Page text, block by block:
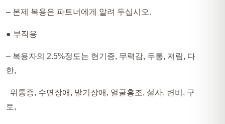
– 본제 복용은 파트너에게 알려 두십시오.
● 부작용​
– 복용자의 2.5%정도는 현기증, 무력감, 두통, 저림, 다
한,
위통증, 수면장애, 발기장애, 얼굴홍조, 설사, 변비, 구
토,